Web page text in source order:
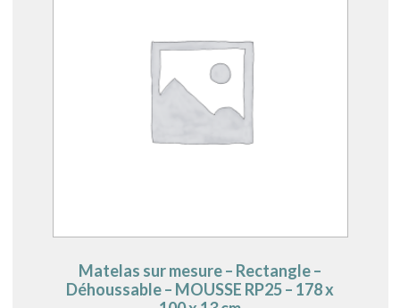
Matelas sur mesure – Rectangle –
Déhoussable – MOUSSE RP25 – 178 x